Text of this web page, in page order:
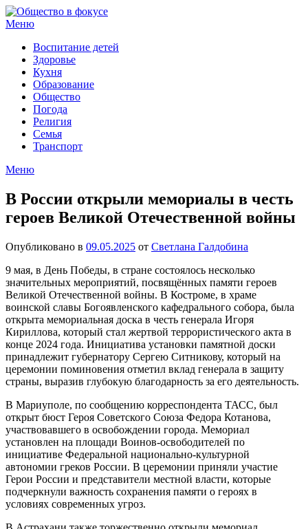
Перейти
к
Меню
Воспитание детей
Здоровье
Кухня
Образование
Общество
Погода
Религия
Семья
Транспорт
Меню
В России открыли мемориалы в честь
героев Великой Отечественной войны
Опубликовано в 09.05.2025 от Светлана Галдобина
9 мая, в День Победы, в стране состоялось несколько
значительных мероприятий, посвящённых памяти героев
Великой Отечественной войны. В Костроме, в храме
воинской славы Богоявленского кафедрального собора, была
открыта мемориальная доска в честь генерала Игоря
Кириллова, который стал жертвой террористического акта в
конце 2024 года. Инициатива установки памятной доски
принадлежит губернатору Сергею Ситникову, который на
церемонии поминовения отметил вклад генерала в защиту
страны, выразив глубокую благодарность за его деятельность.
В Мариуполе, по сообщению корреспондента ТАСС, был
открыт бюст Героя Советского Союза Федора Котанова,
участвовавшего в освобождении города. Мемориал
установлен на площади Воинов-освободителей по
инициативе Федеральной национально-культурной
автономии греков России. В церемонии приняли участие
Герои России и представители местной власти, которые
подчеркнули важность сохранения памяти о героях в
условиях современных угроз.